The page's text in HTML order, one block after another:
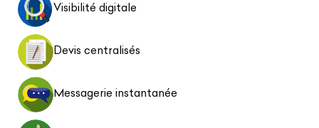
Visibilité digitale
Devis centralisés
Messagerie instantanée